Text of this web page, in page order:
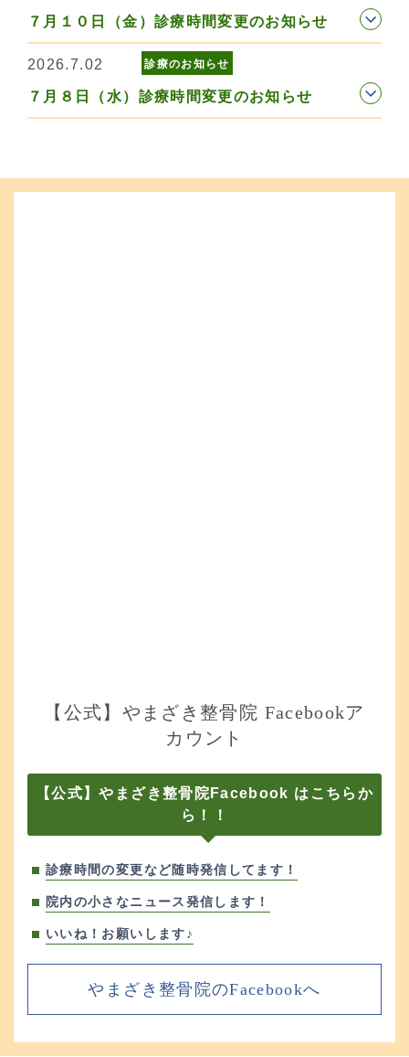
７月１０日（金）診療時間変更のお知らせ
2026.7.02 診療のお知らせ
７月８日（水）診療時間変更のお知らせ
【公式】やまざき整骨院 Facebookア
カウント
【公式】やまざき整骨院Facebook はこちらか
ら！！
診療時間の変更など随時発信してます！
院内の小さなニュース発信します！
いいね！お願いします♪
やまざき整骨院のFacebookへ